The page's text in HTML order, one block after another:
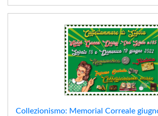
Collezionismo: Memorial Correale